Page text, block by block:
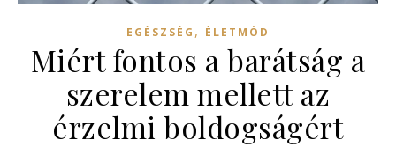
EGÉSZSÉG , ÉLETMÓD
Miért fontos a barátság a
szerelem mellett az
érzelmi boldogságért